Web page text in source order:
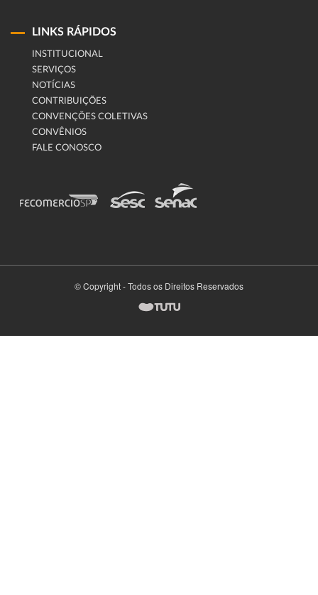
LINKS RÁPIDOS
INSTITUCIONAL
SERVIÇOS
NOTÍCIAS
CONTRIBUIÇÕES
CONVENÇÕES COLETIVAS
CONVÊNIOS
FALE CONOSCO
© Copyright - Todos os Direitos Reservados